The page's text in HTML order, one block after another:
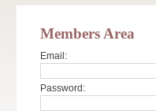
Members Area
Email:
Password: